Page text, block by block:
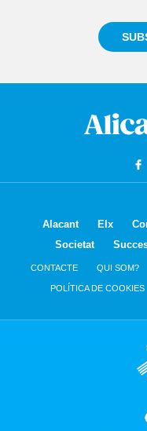
Alacant Elx
Societat
CONTACTE QUI SOM?
POLÍTICA DE COOKIES